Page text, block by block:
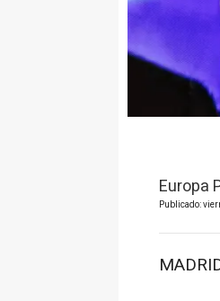
Europa
Publicado: